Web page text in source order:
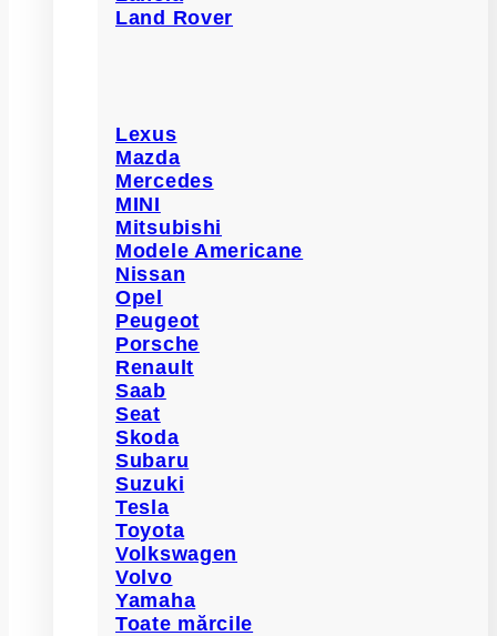
Land Rover
Lexus
Mazda
Mercedes
MINI
Mitsubishi
Modele Americane
Nissan
Opel
Peugeot
Porsche
Renault
Saab
Seat
Skoda
Subaru
Suzuki
Tesla
Toyota
Volkswagen
Volvo
Yamaha
Toate mărcile